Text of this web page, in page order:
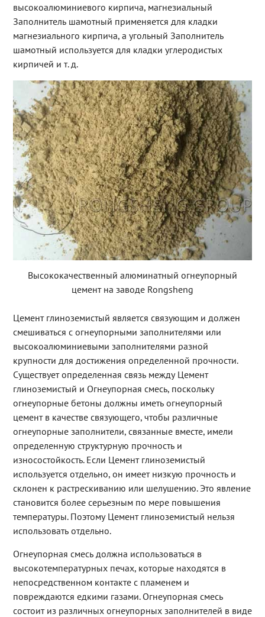
высокоалюминиевого кирпича, магнезиальный
Заполнитель шамотный применяется для кладки
магнезиального кирпича, а угольный Заполнитель
шамотный используется для кладки углеродистых
кирпичей и т. д.
Высококачественный алюминатный огнеупорный
цемент на заводе Rongsheng
Цемент глиноземистый является связующим и должен
смешиваться с огнеупорными заполнителями или
высокоалюминиевыми заполнителями разной
крупности для достижения определенной прочности.
Существует определенная связь между Цемент
глиноземистый и Огнеупорная смесь, поскольку
огнеупорные бетоны должны иметь огнеупорный
цемент в качестве связующего, чтобы различные
огнеупорные заполнители, связанные вместе, имели
определенную структурную прочность и
износостойкость. Если Цемент глиноземистый
используется отдельно, он имеет низкую прочность и
склонен к растрескиванию или шелушению. Это явление
становится более серьезным по мере повышения
температуры. Поэтому Цемент глиноземистый нельзя
использовать отдельно.
Огнеупорная смесь должна использоваться в
высокотемпературных печах, которые находятся в
непосредственном контакте с пламенем и
повреждаются едкими газами. Огнеупорная смесь
состоит из различных огнеупорных заполнителей в виде